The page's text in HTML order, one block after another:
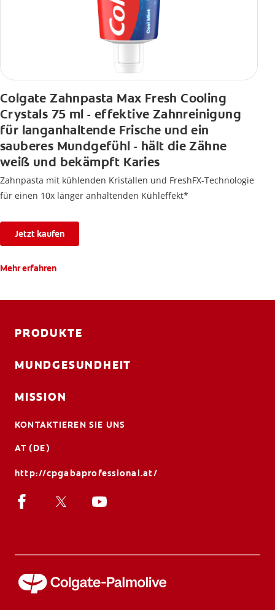
Colgate Zahnpasta Max Fresh Cooling
Crystals 75 ml - effektive Zahnreinigung
für langanhaltende Frische und ein
sauberes Mundgefühl - hält die Zähne
weiß und bekämpft Karies
Zahnpasta mit kühlenden Kristallen und FreshFX-Technologie
für einen 10x länger anhaltenden Kühleffekt*
Jetzt kaufen
Mehr erfahren
PRODUKTE
MUNDGESUNDHEIT
MISSION
KONTAKTIEREN SIE UNS
AT (DE)
http://cpgabaprofessional.at/